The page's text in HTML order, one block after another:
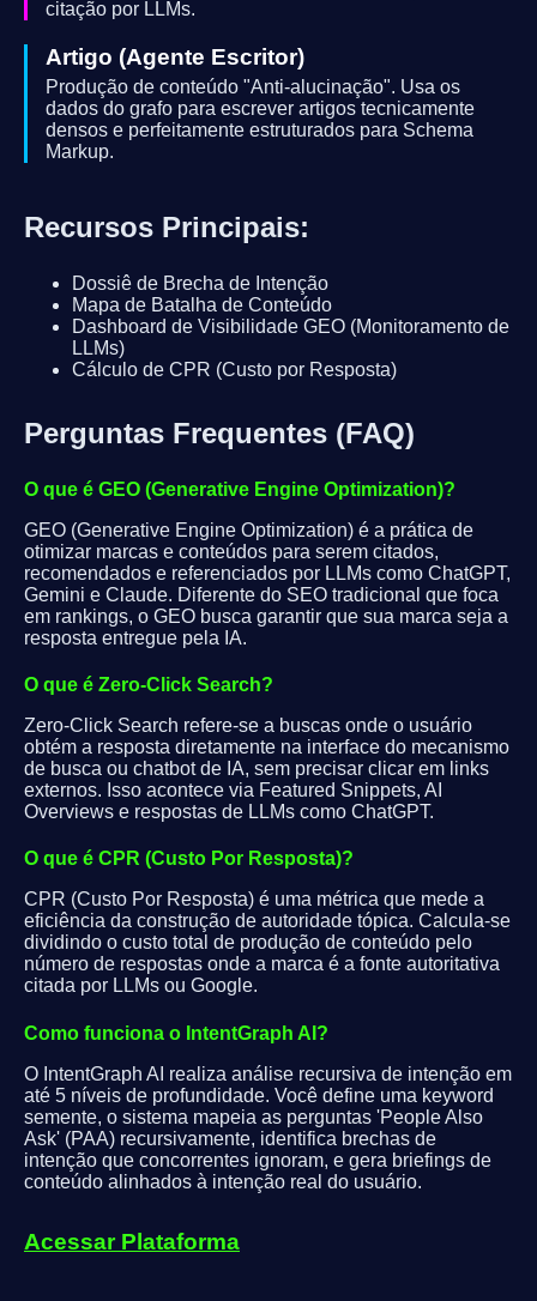
citação por LLMs.
Artigo (Agente Escritor)
Produção de conteúdo "Anti-alucinação". Usa os
dados do grafo para escrever artigos tecnicamente
densos e perfeitamente estruturados para Schema
Markup.
Recursos Principais:
Dossiê de Brecha de Intenção
Mapa de Batalha de Conteúdo
Dashboard de Visibilidade GEO (Monitoramento de
LLMs)
Cálculo de CPR (Custo por Resposta)
Perguntas Frequentes (FAQ)
O que é GEO (Generative Engine Optimization)?
GEO (Generative Engine Optimization) é a prática de
otimizar marcas e conteúdos para serem citados,
recomendados e referenciados por LLMs como ChatGPT,
Gemini e Claude. Diferente do SEO tradicional que foca
em rankings, o GEO busca garantir que sua marca seja a
resposta entregue pela IA.
O que é Zero-Click Search?
Zero-Click Search refere-se a buscas onde o usuário
obtém a resposta diretamente na interface do mecanismo
de busca ou chatbot de IA, sem precisar clicar em links
externos. Isso acontece via Featured Snippets, AI
Overviews e respostas de LLMs como ChatGPT.
O que é CPR (Custo Por Resposta)?
CPR (Custo Por Resposta) é uma métrica que mede a
eficiência da construção de autoridade tópica. Calcula-se
dividindo o custo total de produção de conteúdo pelo
número de respostas onde a marca é a fonte autoritativa
citada por LLMs ou Google.
Como funciona o IntentGraph AI?
O IntentGraph AI realiza análise recursiva de intenção em
até 5 níveis de profundidade. Você define uma keyword
semente, o sistema mapeia as perguntas 'People Also
Ask' (PAA) recursivamente, identifica brechas de
intenção que concorrentes ignoram, e gera briefings de
conteúdo alinhados à intenção real do usuário.
Acessar Plataforma